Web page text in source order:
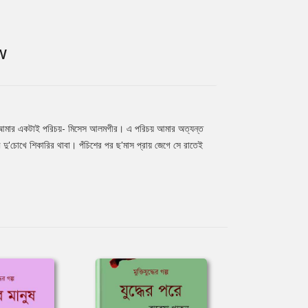
একটাই পরিচয়- মিসেস আলমগীর। এ পরিচয় আমার অত্যন্ত
শিকারির থাবা। পঁচিশের পর ছ'মাস প্রায় জেগে সে রাতেই